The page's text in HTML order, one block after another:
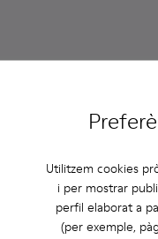
Utilitzem cookies
i per mostrar
perfil elaborat a
(per exemple,
Camaleon -Camaleon -